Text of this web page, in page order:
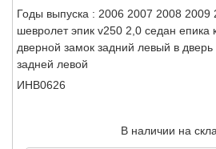
Годы выпуска : 2006 2007 2008 2009
шевролет эпик v250 2,0 седан епика
дверной замок задний левый в
задней левой
ИНВ0626
В наличии на